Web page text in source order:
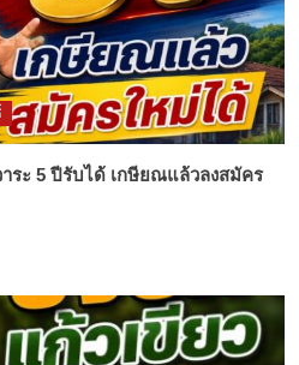
ระ 5 ปีรับได้ เกษียณแล้วลงสมัคร